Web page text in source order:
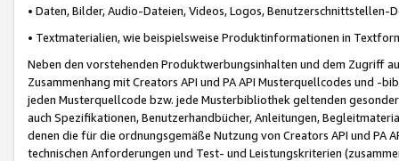
• Daten, Bilder, Audio-Dateien, Videos, Logos, Benutzerschnittstellen-
• Textmaterialien, wie beispielsweise Produktinformationen in
Neben den vorstehenden Produktwerbungsinhalten und dem Zugriff
Zusammenhang mit Creators API und PA API Musterquellcodes und
jeden Musterquellcode bzw. jede Musterbibliothek geltenden
auch Spezifikationen, Benutzerhandbücher, Anleitungen,
denen die für die ordnungsgemäße Nutzung von Creators API und PA
technischen Anforderungen und Test- und Leistungskriterien